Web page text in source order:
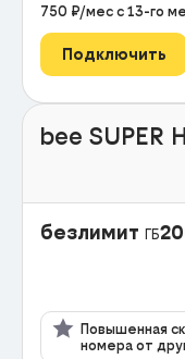
750 ₽/мес с 13-го
Подключить
bee SUPER
безлимит ГБ
Повышенная
номера от